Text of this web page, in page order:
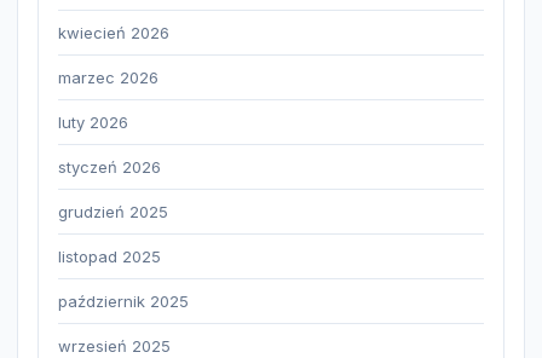
kwiecień 2026
marzec 2026
luty 2026
styczeń 2026
grudzień 2025
listopad 2025
październik 2025
wrzesień 2025